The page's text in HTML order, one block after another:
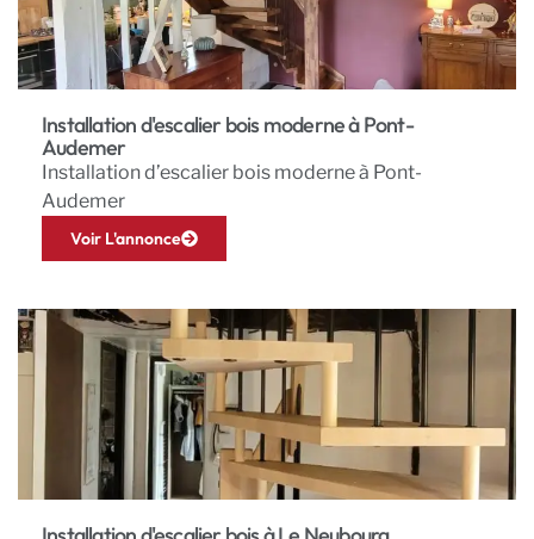
Installation d'escalier bois moderne à Pont-
Audemer
Installation d’escalier bois moderne à Pont-
Audemer
Voir L'annonce